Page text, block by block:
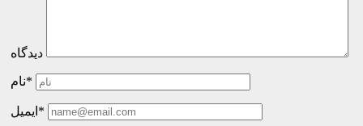
دیدگاه
نام*
ایمیل*